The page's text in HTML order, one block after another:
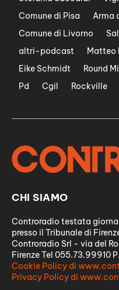
Comune di Pisa
Arma
Comune di Livorno
altri-podcast
Matteo
Eike Schmidt
Round
Pd
Cgil Rockville
CHI SIAMO
Controradio testata
presso il Tribunale di
Controradio Srl - via del
Firenze Tel 055.73.99910
Cookie Policy di
Privacy Policy di